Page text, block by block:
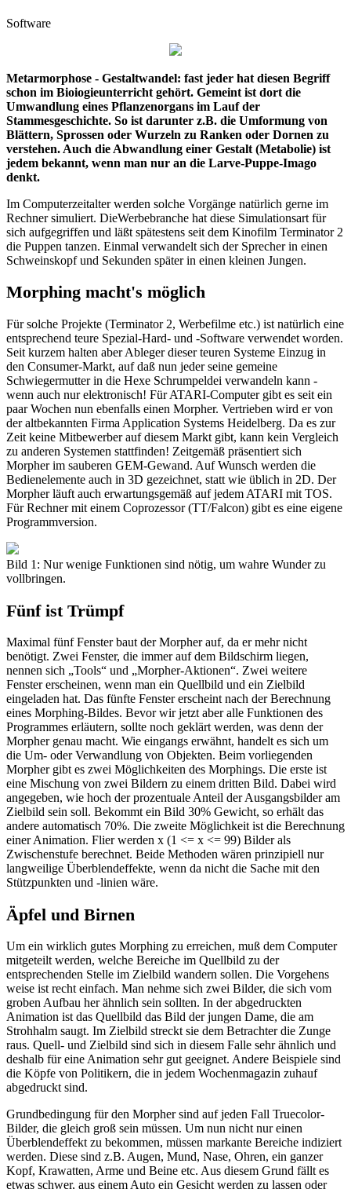
Software
Metarmorphose - Gestaltwandel: fast jeder hat diesen Begriff
schon im Bioiogieunterricht gehört. Gemeint ist dort die
Umwandlung eines Pflanzenorgans im Lauf der
Stammesgeschichte. So ist darunter z.B. die Umformung von
Blättern, Sprossen oder Wurzeln zu Ranken oder Dornen zu
verstehen. Auch die Abwandlung einer Gestalt (Metabolie) ist
jedem bekannt, wenn man nur an die Larve-Puppe-Imago
denkt.
Im Computerzeitalter werden solche Vorgänge natürlich gerne im
Rechner simuliert. DieWerbebranche hat diese Simulationsart für
sich aufgegriffen und läßt spätestens seit dem Kinofilm Terminator 2
die Puppen tanzen. Einmal verwandelt sich der Sprecher in einen
Schweinskopf und Sekunden später in einen kleinen Jungen.
Morphing macht's möglich
Für solche Projekte (Terminator 2, Werbefilme etc.) ist natürlich eine
entsprechend teure Spezial-Hard- und -Software verwendet worden.
Seit kurzem halten aber Ableger dieser teuren Systeme Einzug in
den Consumer-Markt, auf daß nun jeder seine gemeine
Schwiegermutter in die Hexe Schrumpeldei verwandeln kann -
wenn auch nur elektronisch! Für ATARI-Computer gibt es seit ein
paar Wochen nun ebenfalls einen Morpher. Vertrieben wird er von
der altbekannten Firma Application Systems Heidelberg. Da es zur
Zeit keine Mitbewerber auf diesem Markt gibt, kann kein Vergleich
zu anderen Systemen stattfinden! Zeitgemäß präsentiert sich
Morpher im sauberen GEM-Gewand. Auf Wunsch werden die
Bedienelemente auch in 3D gezeichnet, statt wie üblich in 2D. Der
Morpher läuft auch erwartungsgemäß auf jedem ATARI mit TOS.
Für Rechner mit einem Coprozessor (TT/Falcon) gibt es eine eigene
Programmversion.
Bild 1: Nur wenige Funktionen sind nötig, um wahre Wunder zu
vollbringen.
Fünf ist Trümpf
Maximal fünf Fenster baut der Morpher auf, da er mehr nicht
benötigt. Zwei Fenster, die immer auf dem Bildschirm liegen,
nennen sich „Tools“ und „Morpher-Aktionen“. Zwei weitere
Fenster erscheinen, wenn man ein Quellbild und ein Zielbild
eingeladen hat. Das fünfte Fenster erscheint nach der Berechnung
eines Morphing-Bildes. Bevor wir jetzt aber alle Funktionen des
Programmes erläutern, sollte noch geklärt werden, was denn der
Morpher genau macht. Wie eingangs erwähnt, handelt es sich um
die Um- oder Verwandlung von Objekten. Beim vorliegenden
Morpher gibt es zwei Möglichkeiten des Morphings. Die erste ist
eine Mischung von zwei Bildern zu einem dritten Bild. Dabei wird
angegeben, wie hoch der prozentuale Anteil der Ausgangsbilder am
Zielbild sein soll. Bekommt ein Bild 30% Gewicht, so erhält das
andere automatisch 70%. Die zweite Möglichkeit ist die Berechnung
einer Animation. Flier werden x (1 <= x <= 99) Bilder als
Zwischenstufe berechnet. Beide Methoden wären prinzipiell nur
langweilige Überblendeffekte, wenn da nicht die Sache mit den
Stützpunkten und -linien wäre.
Äpfel und Birnen
Um ein wirklich gutes Morphing zu erreichen, muß dem Computer
mitgeteilt werden, welche Bereiche im Quellbild zu der
entsprechenden Stelle im Zielbild wandern sollen. Die Vorgehens
weise ist recht einfach. Man nehme sich zwei Bilder, die sich vom
groben Aufbau her ähnlich sein sollten. In der abgedruckten
Animation ist das Quellbild das Bild der jungen Dame, die am
Strohhalm saugt. Im Zielbild streckt sie dem Betrachter die Zunge
raus. Quell- und Zielbild sind sich in diesem Falle sehr ähnlich und
deshalb für eine Animation sehr gut geeignet. Andere Beispiele sind
die Köpfe von Politikern, die in jedem Wochenmagazin zuhauf
abgedruckt sind.
Grundbedingung für den Morpher sind auf jeden Fall Truecolor-
Bilder, die gleich groß sein müssen. Um nun nicht nur einen
Überblendeffekt zu bekommen, müssen markante Bereiche indiziert
werden. Diese sind z.B. Augen, Mund, Nase, Ohren, ein ganzer
Kopf, Krawatten, Arme und Beine etc. Aus diesem Grund fällt es
etwas schwer, aus einem Auto ein Gesicht werden zu lassen oder